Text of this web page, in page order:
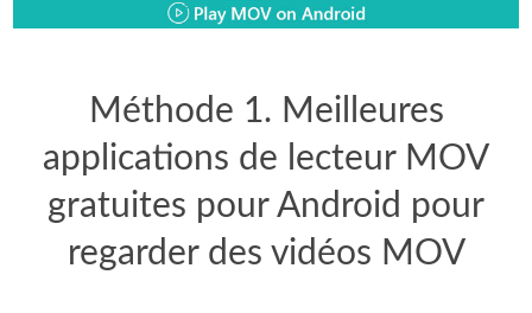
Méthode 1. Meilleures
applications de lecteur MOV
gratuites pour Android pour
regarder des vidéos MOV